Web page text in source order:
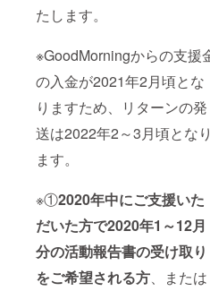
たします。
※GoodMorningからの支援
の入金が2021年2月頃とな
りますため、リターンの発
送は2022年2～3月頃となり
ます。
※①2020年中にご支援いた
だいた方で2020年1～12月
分の活動報告書の受け取り
をご希望される方、または